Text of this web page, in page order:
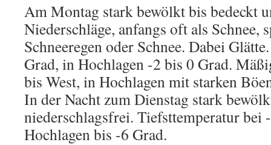
Am Montag stark bewölkt bis bedeckt
Niederschläge, anfangs oft als Schnee,
Schneeregen oder Schnee. Dabei
Grad, in Hochlagen -2 bis 0 Grad.
bis West, in Hochlagen mit starken
In der Nacht zum Dienstag stark
niederschlagsfrei. Tiefsttemperatur bei
Hochlagen bis -6 Grad.